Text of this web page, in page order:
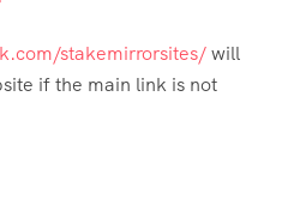
stakemirrorsites/will
if the main link is not